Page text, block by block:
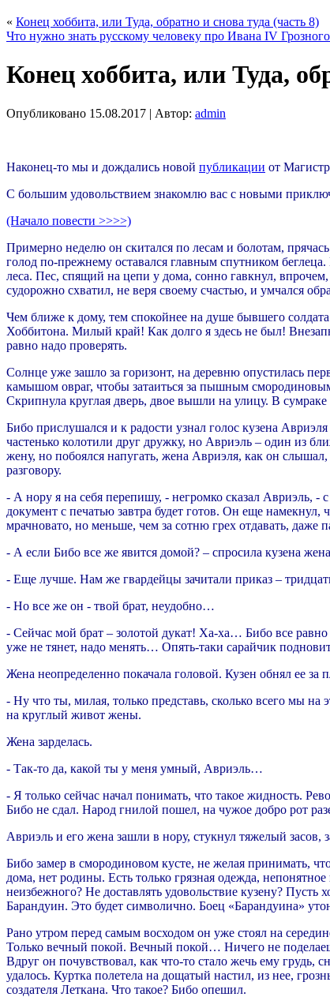
« Конец хоббита, или Туда, обратно и снова туда (часть 8)
Что нужно знать русскому человеку про Ивана IV
Конец хоббита, или Туда,
Опубликовано 15.08.2017 | Автор: admin
Наконец-то мы и дождались новой публикации от
С большим удовольствием знакомлю вас с новыми
(Начало повести >>>>)
Примерно неделю он скитался по лесам и болотам,
голод по-прежнему оставался главным спутником
леса. Пес, спящий на цепи у дома, сонно гавкнул, впрочем,
судорожно схватил, не веря своему счастью, и умчался
Чем ближе к дому, тем спокойнее на душе бывшего
Хоббитона. Милый край! Как долго я здесь не был!
равно надо проверять.
Солнце уже зашло за горизонт, на деревню опустилась
камышом овраг, чтобы затаиться за пышным
Скрипнула круглая дверь, двое вышли на улицу. В
Бибо прислушался и к радости узнал голос кузена
частенько колотили друг дружку, но Авриэль – один из
жену, но побоялся напугать, жена Авриэля, как он
разговору.
- А нору я на себя перепишу, - негромко сказал Авриэль,
документ с печатью завтра будет готов. Он еще
мрачновато, но меньше, чем за сотню грех отдавать, даже
- А если Бибо все же явится домой? – спросила кузена
- Еще лучше. Нам же гвардейцы зачитали приказ –
- Но все же он - твой брат, неудобно…
- Сейчас мой брат – золотой дукат! Ха-ха… Бибо все
уже не тянет, надо менять… Опять-таки сарайчик
Жена неопределенно покачала головой. Кузен обнял ее за
- Ну что ты, милая, только представь, сколько всего мы
на круглый живот жены.
Жена зарделась.
- Так-то да, какой ты у меня умный, Авриэль…
- Я только сейчас начал понимать, что такое жидность.
Бибо не сдал. Народ гнилой пошел, на чужое добро рот
Авриэль и его жена зашли в нору, стукнул тяжелый засов,
Бибо замер в смородиновом кусте, не желая принимать,
дома, нет родины. Есть только грязная одежда,
неизбежного? Не доставлять удовольствие кузену?
Барандуин. Это будет символично. Боец «Барандуина»
Рано утром перед самым восходом он уже стоял на
Только вечный покой. Вечный покой… Ничего не
Вдруг он почувствовал, как что-то стало жечь ему грудь,
удалось. Куртка полетела на дощатый настил, из нее,
создателя Леткана. Что такое? Бибо опешил.